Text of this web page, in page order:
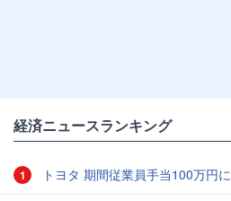
経済ニュースランキング
1 トヨタ 期間従業員手当100万円に